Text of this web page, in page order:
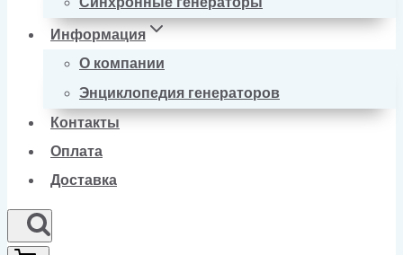
Информация
О компании
Энциклопедия генераторов
Контакты
Оплата
Доставка